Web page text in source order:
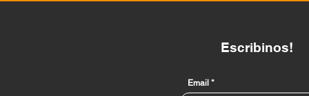
Escribinos!
Email